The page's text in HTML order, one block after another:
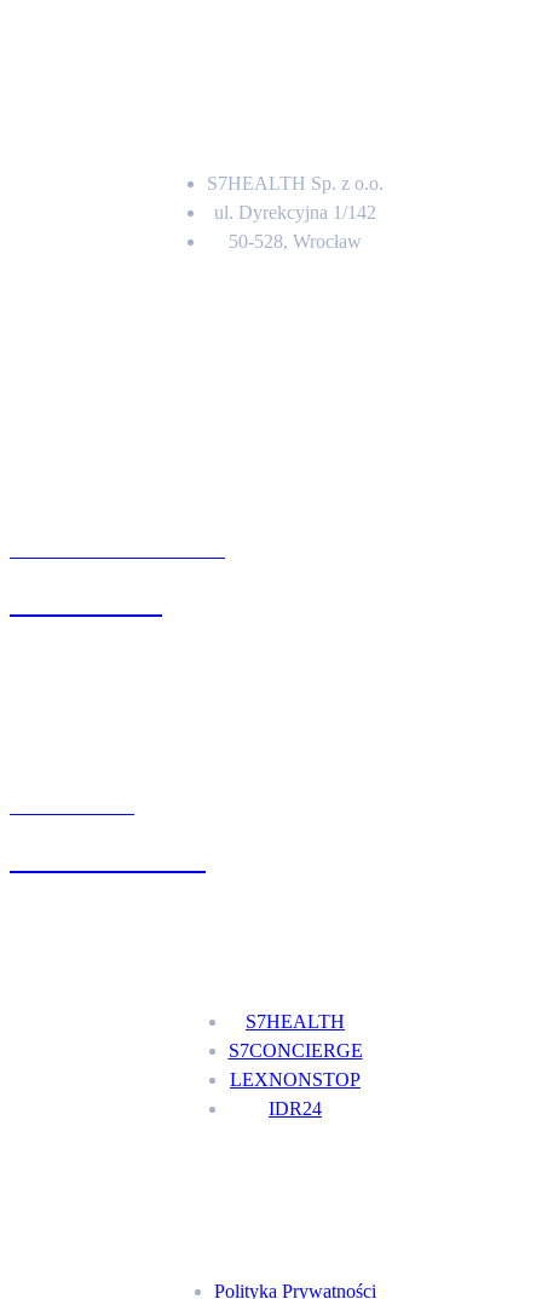
S7HEALTH Sp. z o.o.
ul. Dyrekcyjna 1/142
50-528, Wrocław
S7HEALTH
S7CONCIERGE
LEXNONSTOP
IDR24
Polityka Prywatności